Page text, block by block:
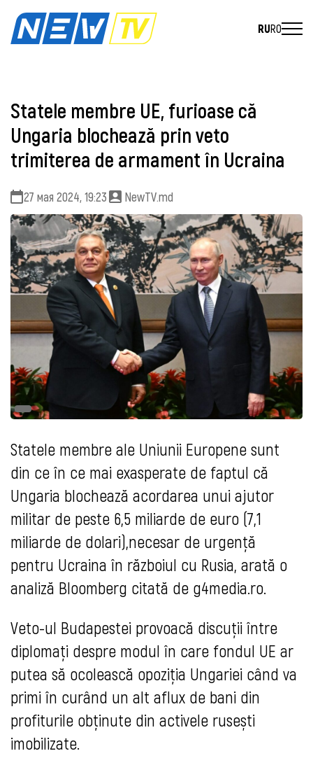
RURO
Statele membre UE, furioase că
Ungaria blochează prin veto
trimiterea de armament în Ucraina
27 мая 2024, 19:23 NewTV.md
Statele membre ale Uniunii Europene sunt
din ce în ce mai exasperate de faptul că
Ungaria blochează acordarea unui ajutor
militar de peste 6,5 miliarde de euro (7,1
miliarde de dolari),necesar de urgență
pentru Ucraina în războiul cu Rusia, arată o
analiză Bloomberg citată de g4media.ro.
Veto-ul Budapestei provoacă discuții între
diplomați despre modul în care fondul UE ar
putea să ocolească opoziția Ungariei când va
primi în curând un alt aflux de bani din
profiturile obținute din activele rusești
imobilizate.